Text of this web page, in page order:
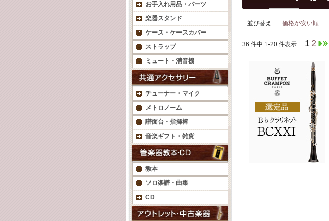
お手入れ用品・パーツ
楽器スタンド
ケース・ケースカバー
ストラップ
ミュート・消音機
チューナー・マイク
メトロノーム
譜面台・指揮棒
音楽ギフト・雑貨
教本
ソロ楽譜・曲集
CD
並び替え 価格が安い順
36 件中 1-20 件表示 1 2